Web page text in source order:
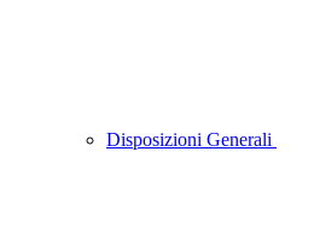
Disposizioni Generali